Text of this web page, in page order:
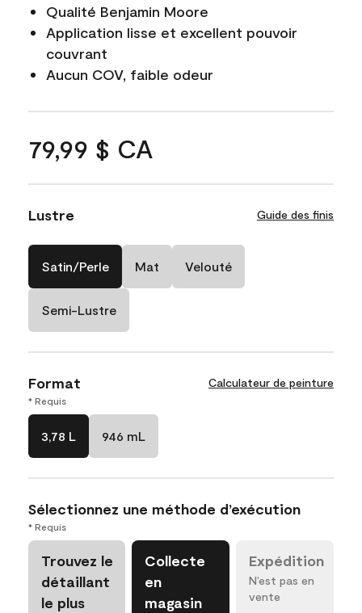
Qualité Benjamin Moore
Application lisse et excellent pouvoir
couvrant
Aucun COV, faible odeur
79,99 $ CA
Lustre Guide des finis
Satin/Perle Mat Velouté
Semi-Lustre
Format Calculateur de peinture
* Requis
3,78 L 946 mL
Sélectionnez une méthode d’exécution
* Requis
Trouvez le
détaillant
le plus
Collecte
en
magasin
Expédition
N’est pas en
vente